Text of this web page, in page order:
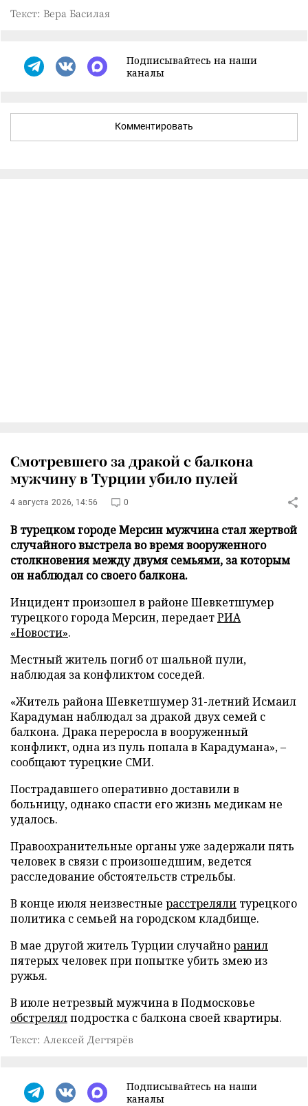
Текст: Вера Басилая
Подписывайтесь на наши
каналы
Комментировать
Смотревшего за дракой с балкона
мужчину в Турции убило пулей
4 августа 2026, 14:56 0
В турецком городе Мерсин мужчина стал жертвой
случайного выстрела во время вооруженного
столкновения между двумя семьями, за которым
он наблюдал со своего балкона.
Инцидент произошел в районе Шевкетшумер
турецкого города Мерсин, передаетРИА
«Новости».
Местный житель погиб от шальной пули,
наблюдая за конфликтом соседей.
«Житель района Шевкетшумер 31-летний Исмаил
Карадуман наблюдал за дракой двух семей с
балкона. Драка переросла в вооруженный
конфликт, одна из пуль попала в Карадумана», –
сообщают турецкие СМИ.
Пострадавшего оперативно доставили в
больницу, однако спасти его жизнь медикам не
удалось.
Правоохранительные органы уже задержали пять
человек в связи с произошедшим, ведется
расследование обстоятельств стрельбы.
В конце июля неизвестные расстреляли турецкого
политика с семьей на городском кладбище.
В мае другой житель Турции случайноранил
пятерых человек при попытке убить змею из
ружья.
В июле нетрезвый мужчина в Подмосковье
обстрелялподростка с балкона своей квартиры.
Текст: Алексей Дегтярёв
Подписывайтесь на наши
каналы